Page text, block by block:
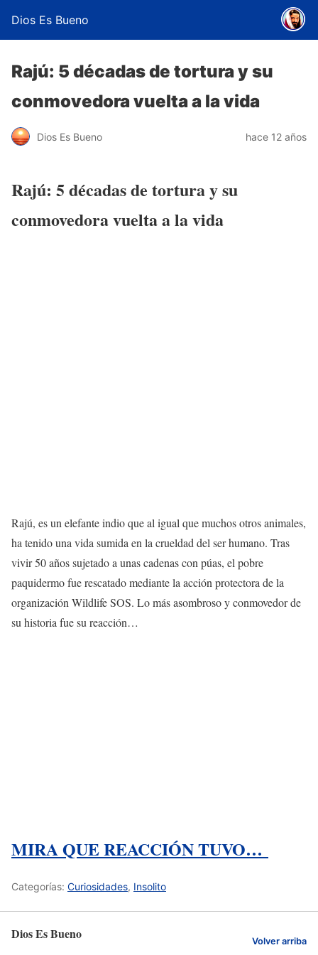
Dios Es Bueno
Rajú: 5 décadas de tortura y su
conmovedora vuelta a la vida
Dios Es Bueno hace 12 años
Rajú: 5 décadas de tortura y su
conmovedora vuelta a la vida
Rajú, es un elefante indio que al igual que muchos otros animales,
ha tenido una vida sumida en la crueldad del ser humano. Tras
vivir 50 años sujetado a unas cadenas con púas, el pobre
paquidermo fue rescatado mediante la acción protectora de la
organización Wildlife SOS. Lo más asombroso y conmovedor de
su historia fue su reacción…
MIRA QUE REACCIÓN TUVO…
Categorías: Curiosidades, Insolito
Dios Es Bueno Volver arriba